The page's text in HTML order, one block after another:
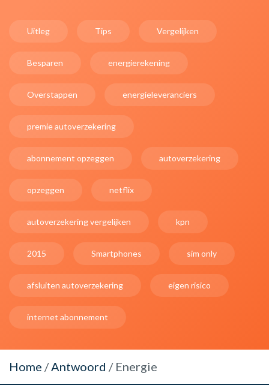
Uitleg Tips Vergelijken
Besparen energierekening
Overstappen energieleveranciers
premie autoverzekering
abonnement opzeggen autoverzekering
opzeggen netflix
autoverzekering vergelijken kpn
2015 Smartphones sim only
afsluiten autoverzekering eigen risico
internet abonnement
Home /Antwoord / Energie